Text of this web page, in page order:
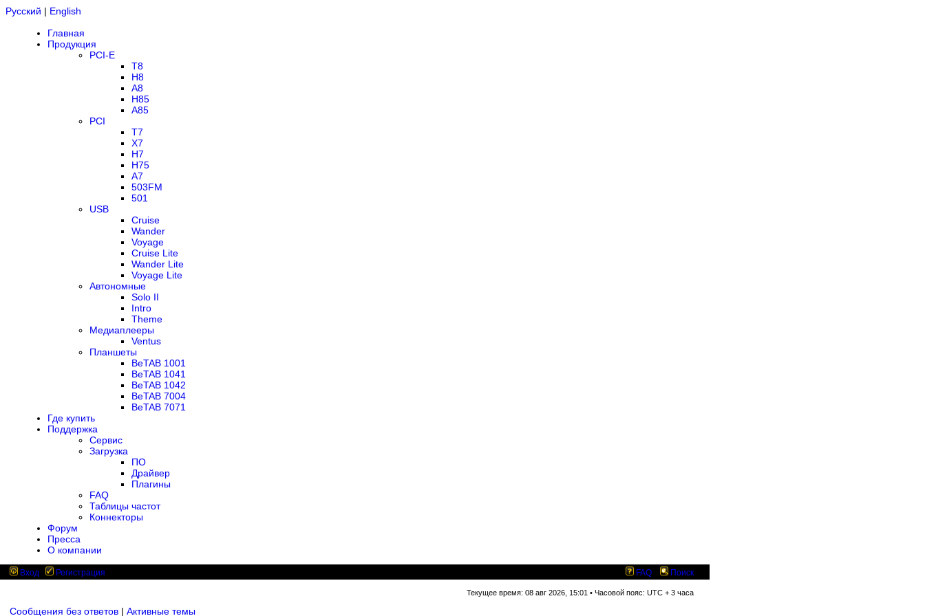
Русский | English
Главная
Продукция
PCI-E
T8
H8
A8
H85
A85
PCI
T7
X7
H7
H75
A7
503FM
501
USB
Cruise
Wander
Voyage
Cruise Lite
Wander Lite
Voyage Lite
Автономные
Solo II
Intro
Theme
Медиаплееры
Ventus
Планшеты
BeTAB 1001
BeTAB 1041
BeTAB 1042
BeTAB 7004
BeTAB 7071
Где купить
Поддержка
Сервис
Загрузка
ПО
Драйвер
Плагины
FAQ
Таблицы частот
Коннекторы
Форум
Пресса
О компании
Вход Регистрация FAQ Поиск
Текущее время: 08 авг 2026, 15:01 • Часовой пояс: UTC + 3 часа
Сообщения без ответов | Активные темы